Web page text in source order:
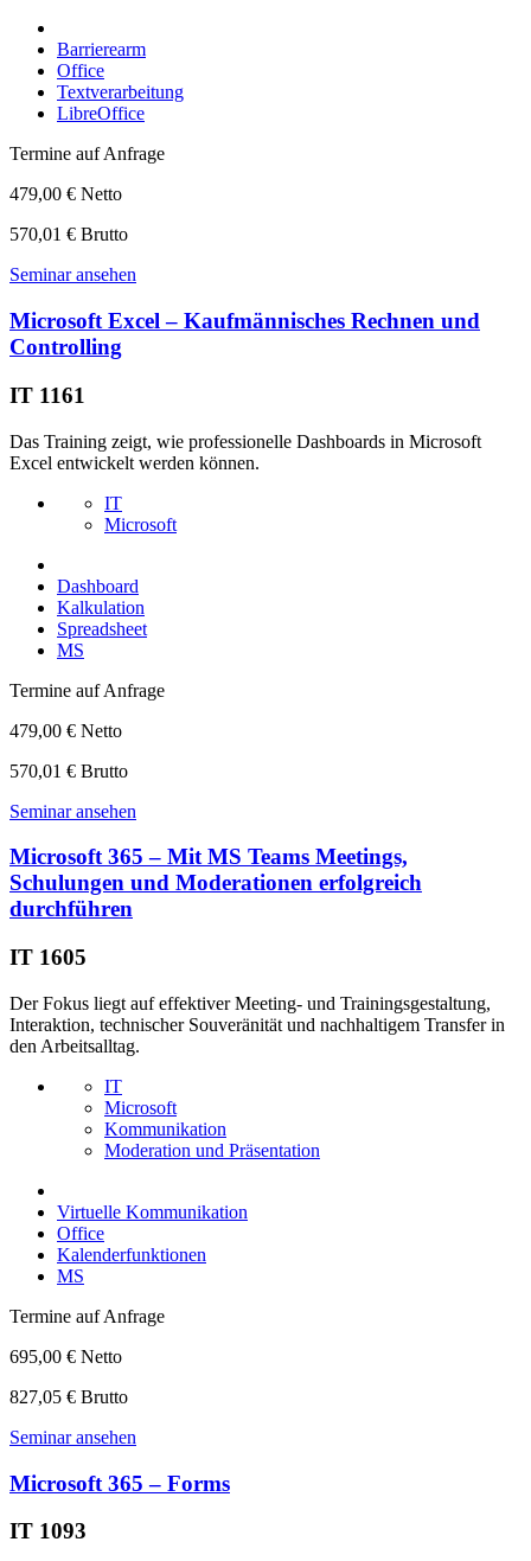
Barrierearm
Office
Textverarbeitung
LibreOffice
Termine auf Anfrage
479,00 € Netto
570,01 € Brutto
Seminar ansehen
Microsoft Excel – Kaufmännisches Rechnen und
Controlling
IT 1161
Das Training zeigt, wie professionelle Dashboards in Microsoft
Excel entwickelt werden können.
IT
Microsoft
Dashboard
Kalkulation
Spreadsheet
MS
Termine auf Anfrage
479,00 € Netto
570,01 € Brutto
Seminar ansehen
Microsoft 365 – Mit MS Teams Meetings,
Schulungen und Moderationen erfolgreich
durchführen
IT 1605
Der Fokus liegt auf effektiver Meeting- und Trainingsgestaltung,
Interaktion, technischer Souveränität und nachhaltigem Transfer in
den Arbeitsalltag.
IT
Microsoft
Kommunikation
Moderation und Präsentation
Virtuelle Kommunikation
Office
Kalenderfunktionen
MS
Termine auf Anfrage
695,00 € Netto
827,05 € Brutto
Seminar ansehen
Microsoft 365 – Forms
IT 1093